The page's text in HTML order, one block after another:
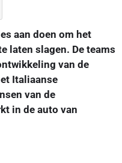
aan doen om het
laten slagen. De teams
van de
Italiaanse
van de
in de auto van